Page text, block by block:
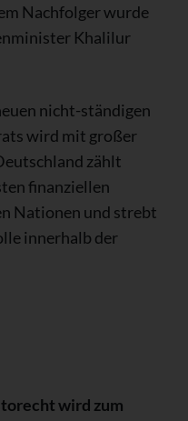
Nachfolger wurde
Khalilur
nicht-ständigen
wird mit großer
zählt
finanziellen
Nationen und strebt
innerhalb der
wird zum